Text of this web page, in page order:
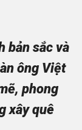
bản sắc và
ông Việt
phong
xây quê